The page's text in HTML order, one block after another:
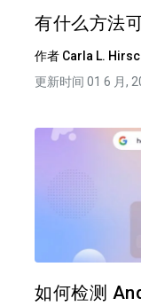
有什么方法
作者 Carla L.
更新时间 01 6 月,
如何检测